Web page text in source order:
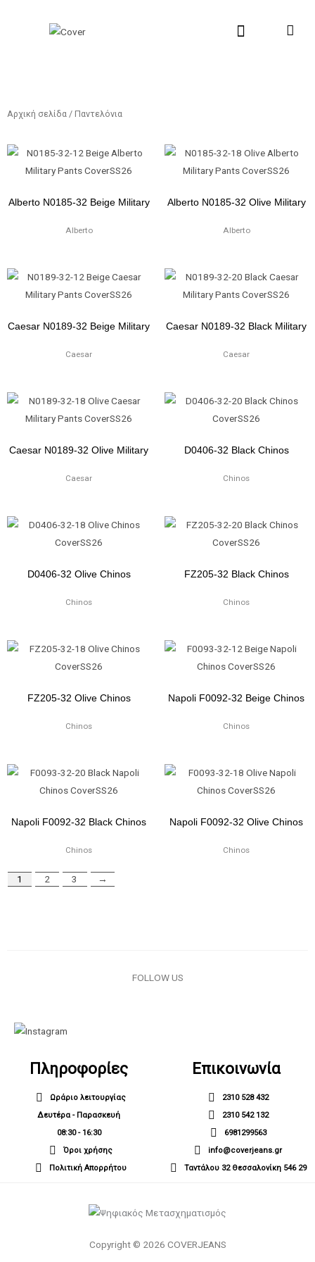
Αρχική σελίδα / Παντελόνια
Alberto N0185-32 Beige Military
Alberto
Alberto N0185-32 Olive Military
Alberto
Caesar N0189-32 Beige Military
Caesar
Caesar N0189-32 Black Military
Caesar
Caesar N0189-32 Olive Military
Caesar
D0406-32 Black Chinos
Chinos
D0406-32 Olive Chinos
Chinos
FZ205-32 Black Chinos
Chinos
FZ205-32 Olive Chinos
Chinos
Napoli F0092-32 Beige Chinos
Chinos
Napoli F0092-32 Black Chinos
Chinos
Napoli F0092-32 Olive Chinos
Chinos
1 2 3 →
FOLLOW US
Πληροφορίες
Ωράριο λειτουργίας
Δευτέρα - Παρασκευή
08:30 - 16:30
Όροι χρήσης
Πολιτική Απορρήτου
Επικοινωνία
2310 528 432
2310 542 132
6981299563
info@coverjeans.gr
Ταντάλου 32 Θεσσαλονίκη 546 29
Copyright © 2026 COVERJEANS